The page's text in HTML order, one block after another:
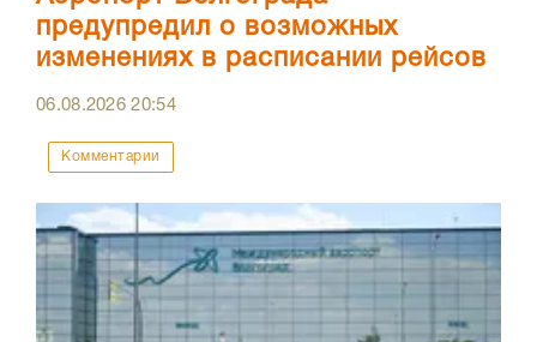
предупредил о возможных
изменениях в расписании рейсов
06.08.202620:54
Комментарии